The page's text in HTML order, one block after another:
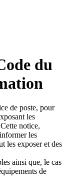
du
de poste, pour
les
notice,
les
les exposer et des
ainsi que, le cas
de